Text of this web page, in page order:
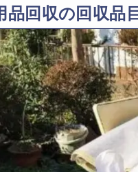
品回収の回収品